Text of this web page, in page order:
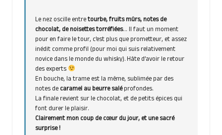
Le nez oscille entretourbe, fruits mûrs, notes de
chocolat, de noisettes torréfiées… Il faut un moment
pour en faire le tour, c’est plus que prometteur, et assez
inédit comme profil (pour moi qui suis relativement
novice dans le monde du whisky). Hâte d’avoir le retour
des experts
En bouche, la trame est la même, sublimée par des
notes decaramel au beurre saléprofondes.
La finale revient sur le chocolat, et de petits épices qui
font durer le plaisir.
Clairement mon coup de cœur du jour, et une sacré
surprise !